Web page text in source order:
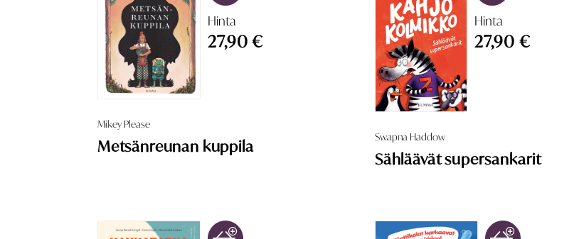
Hinta
27,90 €
Mikey Please
Metsänreunan kuppila
Hinta
27,90 €
Swapna Haddow
Sähläävät supersankarit